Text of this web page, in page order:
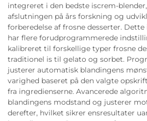
integreret i den bedste iscrem-
afslutningen på års forskning og
forberedelse af frosne desserter.
har flere forudprogrammerede
kalibreret til forskellige typer frosne
traditionel is til gelato og sorbet.
justerer automatisk blandingens
varighed baseret på den valgte
fra ingredienserne. Avancerede
blandingens modstand og justerer
derefter, hvilket sikrer ensresultater